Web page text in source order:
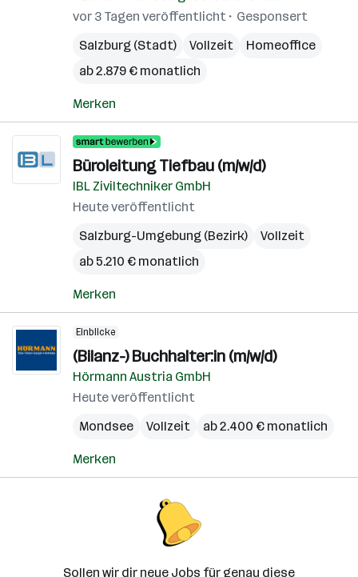
vor 3 Tagen veröffentlicht
Gesponsert
Salzburg (Stadt)
Vollzeit
Homeoffice
ab 2.879 € monatlich
Merken
Büroleitung Tiefbau (m/w/d)
IBL Ziviltechniker GmbH
Heute veröffentlicht
Salzburg-Umgebung (Bezirk)
Vollzeit
ab 5.210 € monatlich
Merken
Einblicke
(Bilanz-) Buchhalter:in (m/w/d)
Hörmann Austria GmbH
Heute veröffentlicht
Mondsee
Vollzeit ab 2.400 € monatlich
Merken
Sollen wir dir neue Jobs für genau diese